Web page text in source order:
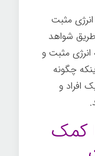
مثبت
طریق شواهد
انرژی مثبت و
چگونه
افراد و
کمک